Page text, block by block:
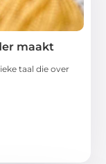
maakt
taal die over